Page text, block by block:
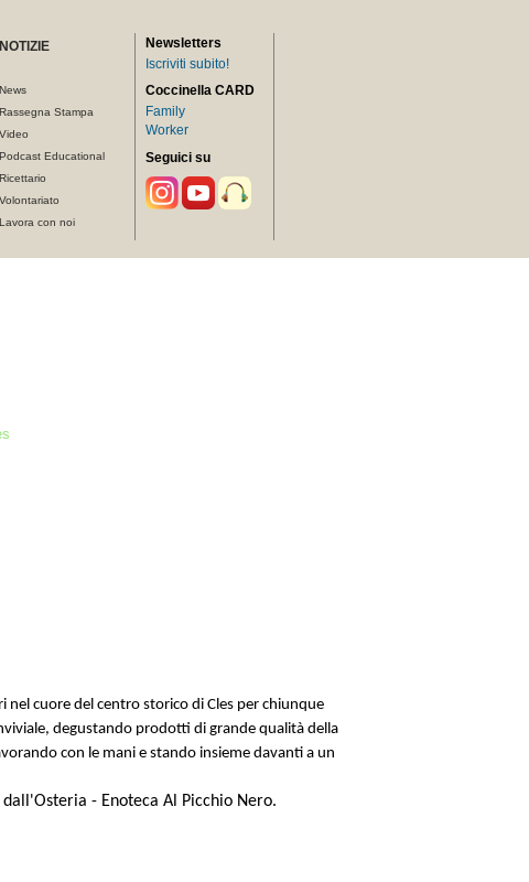
NOTIZIE
News
Rassegna Stampa
Video
Podcast Educational
Ricettario
Volontariato
Lavora con noi
Newsletters
Iscriviti subito!
Coccinella CARD
Family
Worker
Seguici su
nel cuore del centro storico di Cles per chiunque
degustando prodotti di grande qualità della
con le mani e stando insieme davanti a un
- Enoteca Al Picchio Nero.